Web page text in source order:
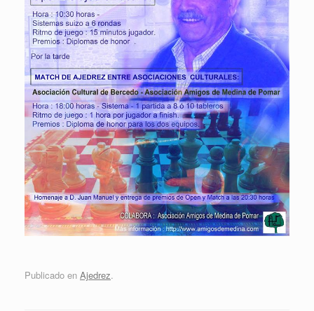
Publicado en Ajedrez.